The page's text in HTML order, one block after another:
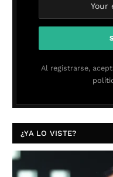
Al registrarse,
¿YA LO VISTE?